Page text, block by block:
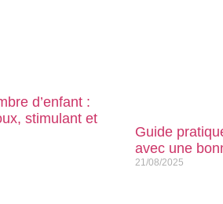
d’enfant :
stimulant et
Guide
avec une
21/08/2025